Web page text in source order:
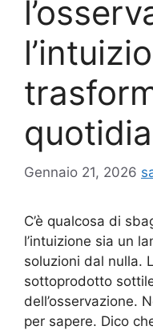
Gennaio 21, 2026
C’è qualcosa di
l’intuizione sia un
soluzioni dal nulla.
sottoprodotto
dell’osservazione.
per sapere. Dico